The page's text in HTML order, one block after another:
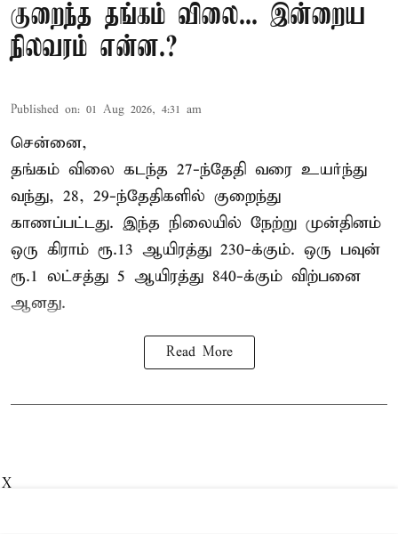
குறைந்த தங்கம் விலை... இன்றைய
நிலவரம் என்ன.?
Published on: 01 Aug 2026, 4:31 am
சென்னை,
தங்கம் விலை கடந்த 27-ந்தேதி வரை உயர்ந்து
வந்து, 28, 29-ந்தேதிகளில் குறைந்து
காணப்பட்டது. இந்த நிலையில் நேற்று முன்தினம்
ஒரு கிராம் ரூ.13 ஆயிரத்து 230-க்கும். ஒரு பவுன்
ரூ.1 லட்சத்து 5 ஆயிரத்து 840-க்கும் விற்பனை
ஆனது.
Read More
X